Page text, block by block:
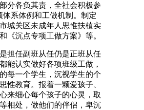
分各负其责，全社会积极参
体系体例和工做机制。制定
城关区未成年人思惟扶植实
《沉点专项工做方案》等。
任副班从任仍是正班从任
能认实做好各项班级工做，
每一个学生，沉视学生的个
惟教育。报着一颗爱孩子、
来细心每个孩子的心灵，取
相处，做他们的伴侣，卑沉